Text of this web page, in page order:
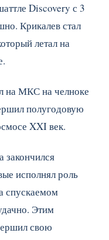
Discovery с 3
Крикалев стал
летал на
на МКС на челноке
полугодовую
XXI век.
закончился
исполнял роль
спускаемом
Этим
свою